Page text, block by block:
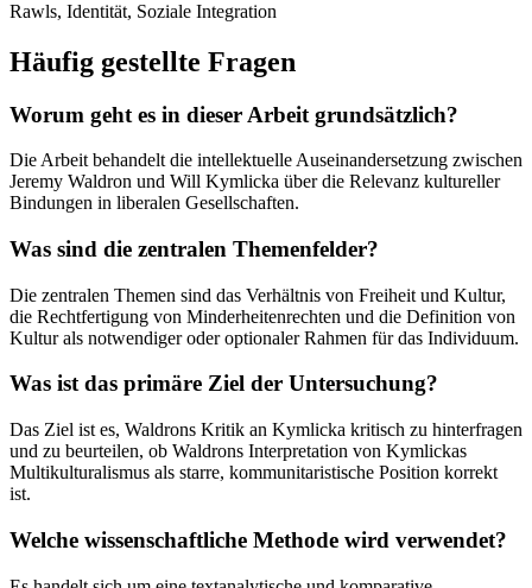
Rawls, Identität, Soziale Integration
Häufig gestellte Fragen
Worum geht es in dieser Arbeit grundsätzlich?
Die Arbeit behandelt die intellektuelle Auseinandersetzung zwischen
Jeremy Waldron und Will Kymlicka über die Relevanz kultureller
Bindungen in liberalen Gesellschaften.
Was sind die zentralen Themenfelder?
Die zentralen Themen sind das Verhältnis von Freiheit und Kultur,
die Rechtfertigung von Minderheitenrechten und die Definition von
Kultur als notwendiger oder optionaler Rahmen für das Individuum.
Was ist das primäre Ziel der Untersuchung?
Das Ziel ist es, Waldrons Kritik an Kymlicka kritisch zu hinterfragen
und zu beurteilen, ob Waldrons Interpretation von Kymlickas
Multikulturalismus als starre, kommunitaristische Position korrekt
ist.
Welche wissenschaftliche Methode wird verwendet?